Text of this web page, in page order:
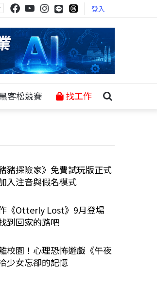
登入
客松競賽 找工作
豬探險家》免費試玩版正式
入注音與假名模式
《Otterly Lost》9月登場
到回家的路吧
校園！心理恐怖遊戲《午夜
少女忘卻的記憶